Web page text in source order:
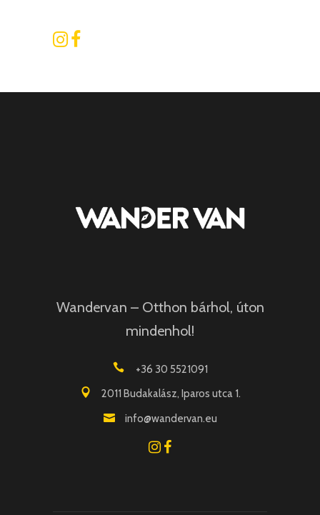
Wandervan – Otthon bárhol, úton
mindenhol!
+36 30 5521091
2011 Budakalász, Iparos utca 1.
info@wandervan.eu